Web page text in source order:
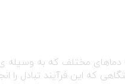
با دماهای مختلف که به
که این فرآیند تبادل را